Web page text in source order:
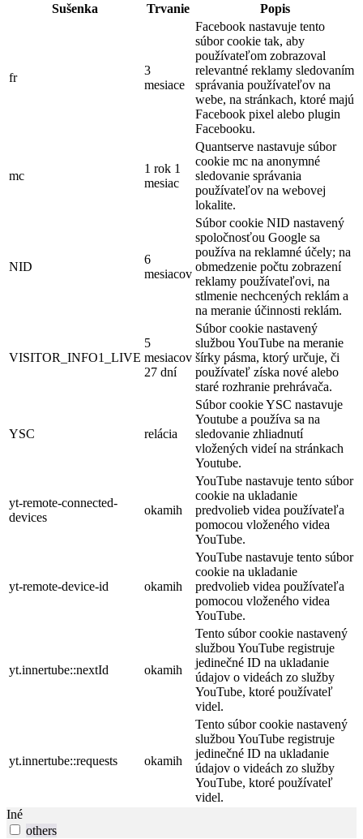
Sušenka
Trvanie Popis
fr
3
mesiace
Facebook nastavuje tento
súbor cookie tak, aby
používateľom zobrazoval
relevantné reklamy sledovaním
správania používateľov na
webe, na stránkach, ktoré majú
Facebook pixel alebo plugin
Facebooku.
mc
1 rok 1
mesiac
Quantserve nastavuje súbor
cookie mc na anonymné
sledovanie správania
používateľov na webovej
lokalite.
NID
6
mesiacov
Súbor cookie NID nastavený
spoločnosťou Google sa
používa na reklamné účely; na
obmedzenie počtu zobrazení
reklamy používateľovi, na
stlmenie nechcených reklám a
na meranie účinnosti reklám.
VISITOR_INFO1_LIVE
5
mesiacov
27 dní
Súbor cookie nastavený
službou YouTube na meranie
šírky pásma, ktorý určuje, či
používateľ získa nové alebo
staré rozhranie prehrávača.
YSC relácia
Súbor cookie YSC nastavuje
Youtube a používa sa na
sledovanie zhliadnutí
vložených videí na stránkach
Youtube.
yt-remote-connected-
devices
okamih
YouTube nastavuje tento súbor
cookie na ukladanie
predvolieb videa používateľa
pomocou vloženého videa
YouTube.
yt-remote-device-id okamih
YouTube nastavuje tento súbor
cookie na ukladanie
predvolieb videa používateľa
pomocou vloženého videa
YouTube.
yt.innertube::nextId okamih
Tento súbor cookie nastavený
službou YouTube registruje
jedinečné ID na ukladanie
údajov o videách zo služby
YouTube, ktoré používateľ
videl.
yt.innertube::requests okamih
Tento súbor cookie nastavený
službou YouTube registruje
jedinečné ID na ukladanie
údajov o videách zo služby
YouTube, ktoré používateľ
videl.
Iné
others